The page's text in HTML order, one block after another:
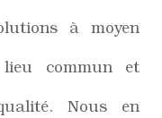
à moyen
commun et
Nous en